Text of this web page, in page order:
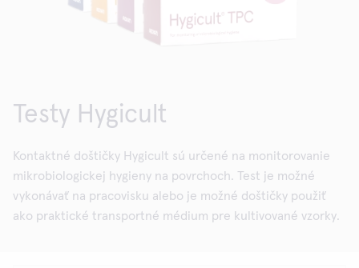
Testy Hygicult
Kontaktné doštičky Hygicult sú určené na monitorovanie
mikrobiologickej hygieny na povrchoch. Test je možné
vykonávať na pracovisku alebo je možné doštičky použiť
ako praktické transportné médium pre kultivované vzorky.